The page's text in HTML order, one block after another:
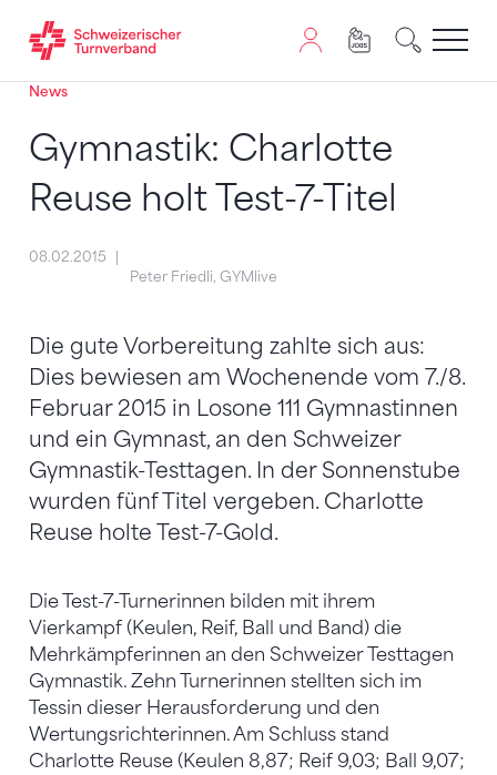
Zum Inhalt springen
Zur Sitemap navigieren
Zum Navigieren dieser Seite wird JavaScript benötigt.
News
Gymnastik: Charlotte
Reuse holt Test-7-Titel
08.02.2015
Peter Friedli, GYMlive
Die gute Vorbereitung zahlte sich aus:
Dies bewiesen am Wochenende vom 7./8.
Februar 2015 in Losone 111 Gymnastinnen
und ein Gymnast, an den Schweizer
Gymnastik-Testtagen. In der Sonnenstube
wurden fünf Titel vergeben. Charlotte
Reuse holte Test-7-Gold.
Die Test-7-Turnerinnen bilden mit ihrem
Vierkampf (Keulen, Reif, Ball und Band) die
Mehrkämpferinnen an den Schweizer Testtagen
Gymnastik. Zehn Turnerinnen stellten sich im
Tessin dieser Herausforderung und den
Wertungsrichterinnen. Am Schluss stand
Charlotte Reuse (Keulen 8,87; Reif 9,03; Ball 9,07;